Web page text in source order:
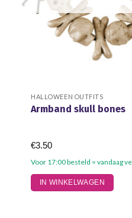
HALLOWEEN OUTFITS
Armband skull bones
Voor 17:00 besteld = vandaag
€3.50
IN WINKELWAGEN